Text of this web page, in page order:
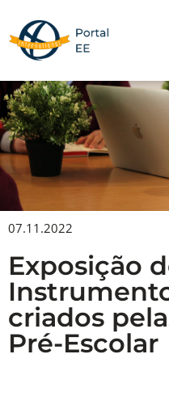
content
07.11.2022
Exposição
criados
Pré-Escolar